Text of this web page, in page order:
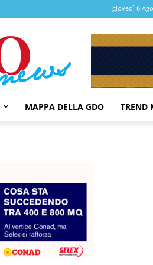
giovedì 6
MAPPA DELLA GDO TREND